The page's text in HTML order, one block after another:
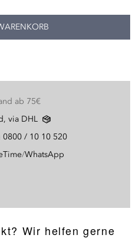
ab 75€
via DHL
0800 / 10 10 520
/WhatsApp
Wir helfen gerne